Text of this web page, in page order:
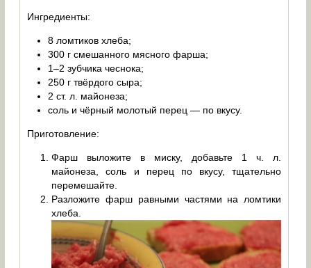
Ингредиенты:
8 ломтиков хлеба;
300 г смешанного мясного фарша;
1–2 зубчика чеснока;
250 г твёрдого сыра;
2 ст. л. майонеза;
соль и чёрный молотый перец — по вкусу.
Приготовление:
Фарш выложите в миску, добавьте 1 ч. л.
майонеза, соль и перец по вкусу, тщательно
перемешайте.
Разложите фарш равными частями на ломтики
хлеба.